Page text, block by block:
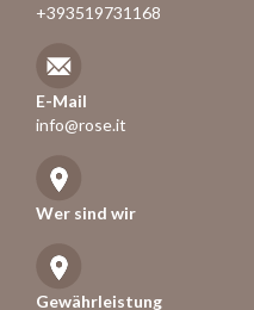
+393519731168
E-Mail
info@rose.it
Wer sind wir
Gewährleistung